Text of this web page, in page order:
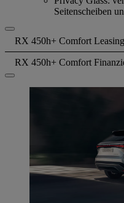
Seitenscheiben
RX 450h+ Comfort Leasing
RX 450h+ Comfort